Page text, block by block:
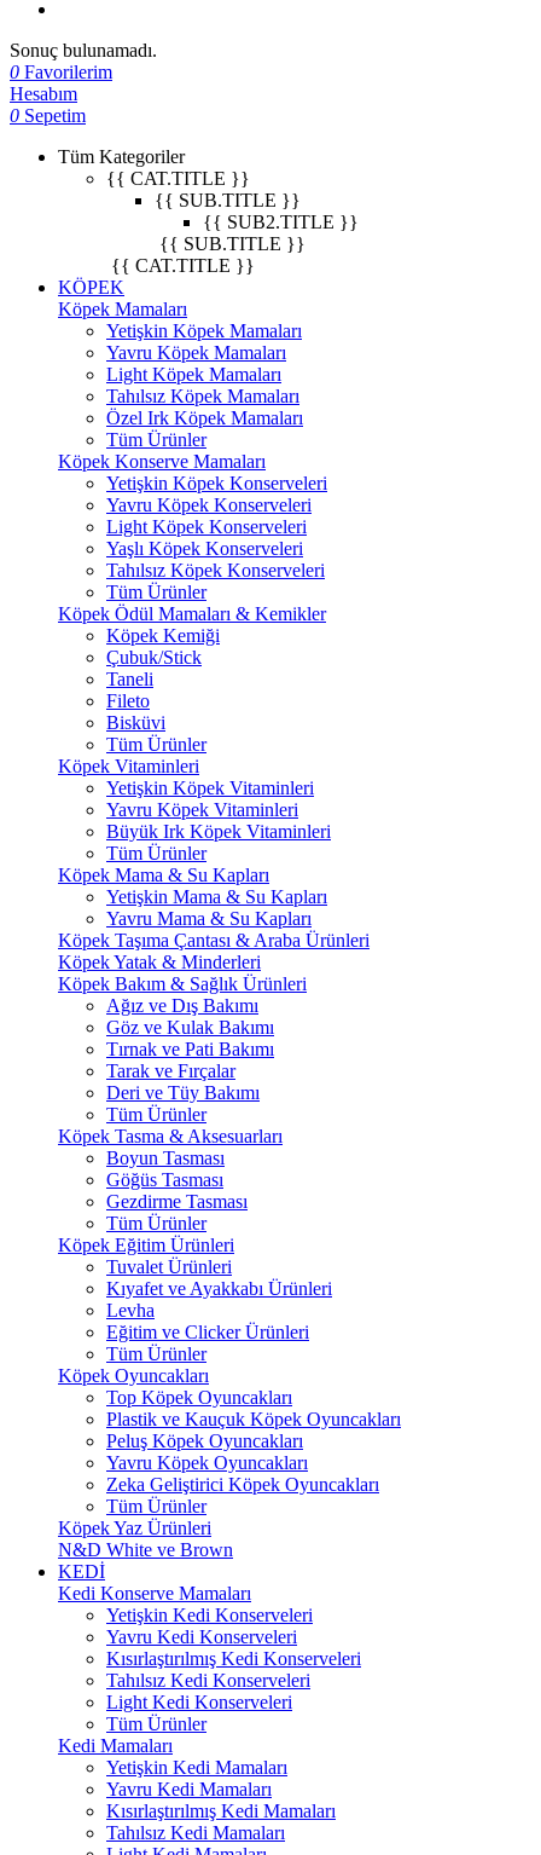
Sonuç bulunamadı.
0 Favorilerim
Hesabım
0 Sepetim
Tüm Kategoriler
{{ CAT.TITLE }}
{{ SUB.TITLE }}
{{ SUB2.TITLE }}
{{ SUB.TITLE }}
{{ CAT.TITLE }}
KÖPEK
Köpek Mamaları
Yetişkin Köpek Mamaları
Yavru Köpek Mamaları
Light Köpek Mamaları
Tahılsız Köpek Mamaları
Özel Irk Köpek Mamaları
Tüm Ürünler
Köpek Konserve Mamaları
Yetişkin Köpek Konserveleri
Yavru Köpek Konserveleri
Light Köpek Konserveleri
Yaşlı Köpek Konserveleri
Tahılsız Köpek Konserveleri
Tüm Ürünler
Köpek Ödül Mamaları & Kemikler
Köpek Kemiği
Çubuk/Stick
Taneli
Fileto
Bisküvi
Tüm Ürünler
Köpek Vitaminleri
Yetişkin Köpek Vitaminleri
Yavru Köpek Vitaminleri
Büyük Irk Köpek Vitaminleri
Tüm Ürünler
Köpek Mama & Su Kapları
Yetişkin Mama & Su Kapları
Yavru Mama & Su Kapları
Köpek Taşıma Çantası & Araba Ürünleri
Köpek Yatak & Minderleri
Köpek Bakım & Sağlık Ürünleri
Ağız ve Dış Bakımı
Göz ve Kulak Bakımı
Tırnak ve Pati Bakımı
Tarak ve Fırçalar
Deri ve Tüy Bakımı
Tüm Ürünler
Köpek Tasma & Aksesuarları
Boyun Tasması
Göğüs Tasması
Gezdirme Tasması
Tüm Ürünler
Köpek Eğitim Ürünleri
Tuvalet Ürünleri
Kıyafet ve Ayakkabı Ürünleri
Levha
Eğitim ve Clicker Ürünleri
Tüm Ürünler
Köpek Oyuncakları
Top Köpek Oyuncakları
Plastik ve Kauçuk Köpek Oyuncakları
Peluş Köpek Oyuncakları
Yavru Köpek Oyuncakları
Zeka Geliştirici Köpek Oyuncakları
Tüm Ürünler
Köpek Yaz Ürünleri
N&D White ve Brown
KEDİ
Kedi Konserve Mamaları
Yetişkin Kedi Konserveleri
Yavru Kedi Konserveleri
Kısırlaştırılmış Kedi Konserveleri
Tahılsız Kedi Konserveleri
Light Kedi Konserveleri
Tüm Ürünler
Kedi Mamaları
Yetişkin Kedi Mamaları
Yavru Kedi Mamaları
Kısırlaştırılmış Kedi Mamaları
Tahılsız Kedi Mamaları